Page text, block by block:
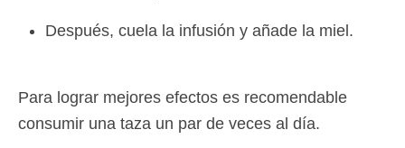
Después, cuela la infusión y añade la miel.
Para lograr mejores efectos es recomendable
consumir una taza un par de veces al día.